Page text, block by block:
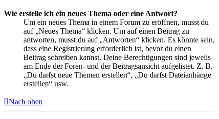
Wie erstelle ich ein neues Thema oder eine Antwort?
Um ein neues Thema in einem Forum zu eröffnen, musst du
auf „Neues Thema“ klicken. Um auf einen Beitrag zu
antworten, musst du auf „Antworten“ klicken. Es könnte sein,
dass eine Registrierung erforderlich ist, bevor du einen
Beitrag schreiben kannst. Deine Berechtigungen sind jeweils
am Ende der Foren- und der Beitragsansicht aufgelistet. Z. B.
„Du darfst neue Themen erstellen“, „Du darfst Dateianhänge
erstellen“ usw.
Nach oben